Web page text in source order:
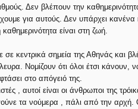
Δεν βλέπουν την
για αυτούς. Δεν υπάρχει κανένα
είναι στη ζωή.
σε κεντρικά σημεία της Αθηνάς και
Νομίζουν ότι όλοι έτσι
στο απόγειό της.
, αυτοί είναι οι άνθρωποι της
τα νούμερα , πάλι από την αρχή.